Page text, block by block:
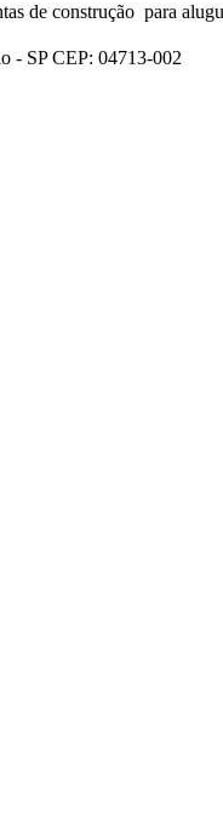
de construção para
- SP CEP: 04713-002